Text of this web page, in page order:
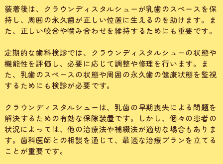
装着後は、クラウンディスタルシューが乳歯のスペースを保
持し、周囲の永久歯が正しい位置に生えるのを助けます。ま
た、正しい咬合や噛み合わせを維持するためにも重要です。
定期的な歯科検診では、クラウンディスタルシューの状態や
機能性を評価し、必要に応じて調整や修理を行います。ま
た、乳歯のスペースの状態や周囲の永久歯の健康状態を監視
するためにも検診が必要です。
クラウンディスタルシューは、乳歯の早期喪失による問題を
解決するための有効な保隙装置です。しかし、個々の患者の
状況によっては、他の治療法や補綴法が適切な場合もありま
す。歯科医師との相談を通じて、最適な治療プランを立てる
ことが重要です。